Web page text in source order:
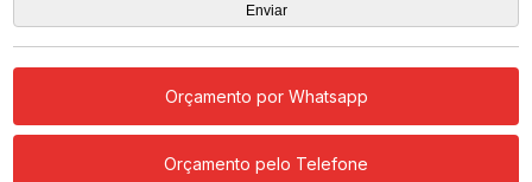
Orçamento por Whatsapp
Orçamento pelo Telefone